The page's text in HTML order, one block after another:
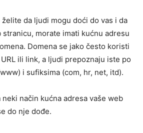
želite da ljudi mogu doći do vas i da
stranicu, morate imati kućnu adresu
Domena se jako često koristi
ili link, a ljudi prepoznaju iste po
i sufiksima (com, hr, net, itd).
neki način kućna adresa vaše web
do nje dođe.